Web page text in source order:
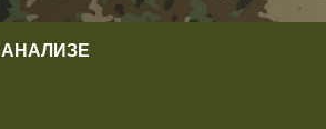
АНАЛИЗЕ